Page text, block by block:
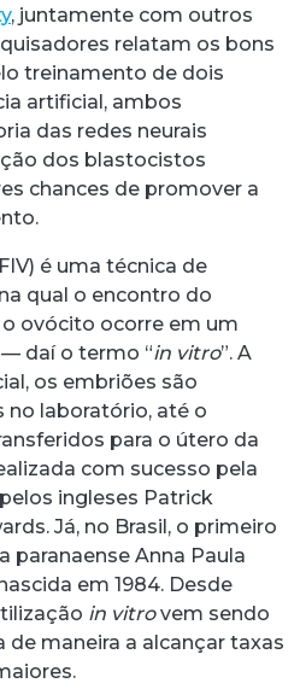
, juntamente com outros
relatam os bons
treinamento de dois
artificial, ambos
das redes neurais
dos blastocistos
chances de promover a
é uma técnica de
qual o encontro do
ovócito ocorre em um
daí o termo “in vitro”. A
os embriões são
laboratório, até o
para o útero da
com sucesso pela
ingleses Patrick
Já, no Brasil, o primeiro
paranaense Anna Paula
em 1984. Desde
in vitrovem sendo
maneira a alcançar taxas